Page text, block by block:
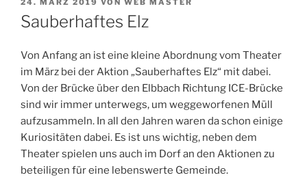
AM
24. MÄRZ 2019 VON WEB MASTER
Sauberhaftes Elz
Von Anfang an ist eine kleine Abordnung vom Theater
im März bei der Aktion „Sauberhaftes Elz“ mit dabei.
Von der Brücke über den Elbbach Richtung ICE-Brücke
sind wir immer unterwegs, um weggeworfenen Müll
aufzusammeln. In all den Jahren waren da schon einige
Kuriositäten dabei. Es ist uns wichtig, neben dem
Theater spielen uns auch im Dorf an den Aktionen zu
beteiligen für eine lebenswerte Gemeinde.